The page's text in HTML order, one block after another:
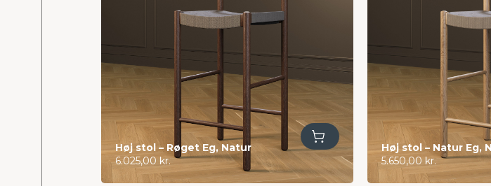
Høj stol – Røget Eg, Natur
6.025,00 kr.
Tilføj til kurv
Høj stol – Natur Eg,
5.650,00 kr.